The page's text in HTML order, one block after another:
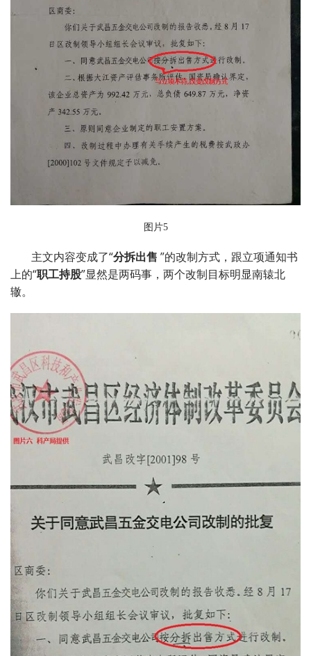
图片5
主文内容变成了“分拆出售 ”的改制方式，跟立项通知书
上的“职工持股”显然是两码事，两个改制目标明显南辕北
辙。